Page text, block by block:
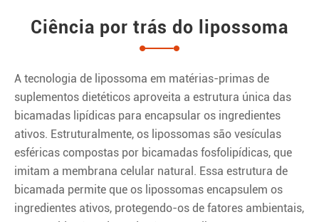
Ciência por trás do lipossoma
A tecnologia de lipossoma em matérias-primas de
suplementos dietéticos aproveita a estrutura única das
bicamadas lipídicas para encapsular os ingredientes
ativos. Estruturalmente, os lipossomas são vesículas
esféricas compostas por bicamadas fosfolipídicas, que
imitam a membrana celular natural. Essa estrutura de
bicamada permite que os lipossomas encapsulem os
ingredientes ativos, protegendo-os de fatores ambientais,